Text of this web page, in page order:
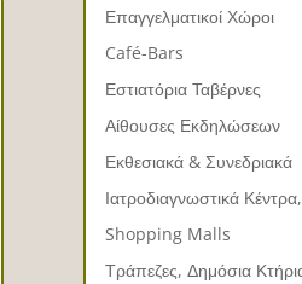
Επαγγελματικοί Χώροι
Café-Bars
Εστιατόρια Ταβέρνες
Αίθουσες Εκδηλώσεων
Εκθεσιακά & Συνεδριακά
Ιατροδιαγνωστικά Κέντρα,
Shopping Malls
Τράπεζες, Δημόσια